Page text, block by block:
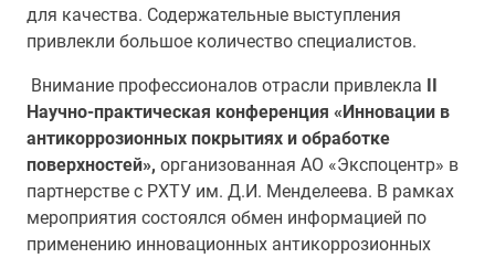
для качества. Содержательные выступления
привлекли большое количество специалистов.
Внимание профессионалов отрасли привлекла II
Научно-практическая конференция «Инновации в
антикоррозионных покрытиях и обработке
поверхностей», организованная АО «Экспоцентр» в
партнерстве с РХТУ им. Д.И. Менделеева. В рамках
мероприятия состоялся обмен информацией по
применению инновационных антикоррозионных